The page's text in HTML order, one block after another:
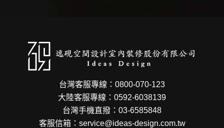
台灣客服專線：0800-070-123
大陸客服專線：0592-6038139
台灣手機直撥：03-6585848
客服信箱：service@ideas-design.com.tw